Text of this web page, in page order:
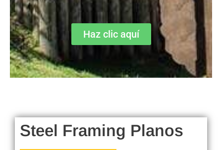
Haz clic aquí
Steel Framing Planos